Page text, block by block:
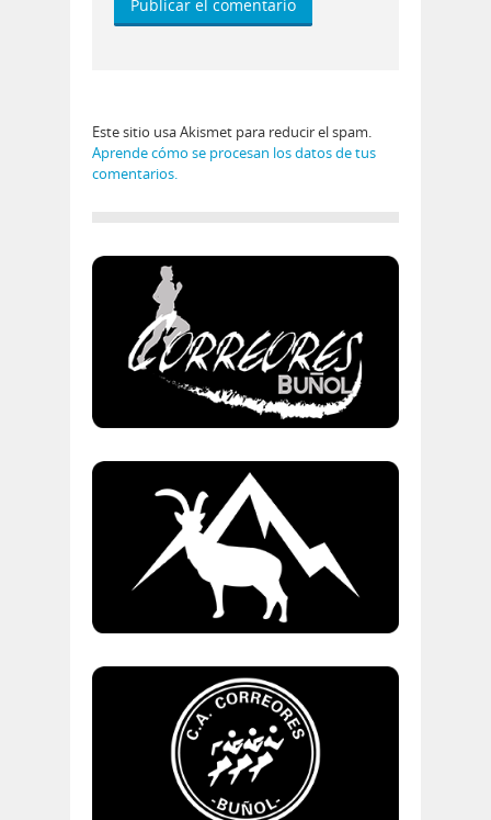
Este sitio usa Akismet para reducir el spam.
Aprende cómo se procesan los datos de tus
comentarios.